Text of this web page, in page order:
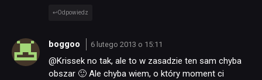
Odpowiedz
boggoo 6 lutego 2013 o 15:11
@Krissek no tak, ale to w zasadzie ten sam chyba
obszar 🙂 Ale chyba wiem, o który moment ci